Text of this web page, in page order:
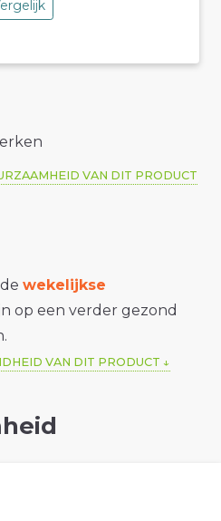
VAN DIT PRODUCT
wekelijkse
op een verder gezond
VAN DIT PRODUCT